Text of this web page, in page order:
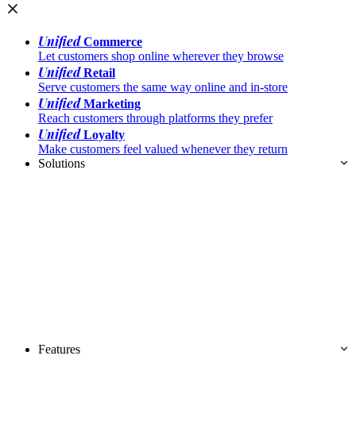
UnifiedCommerce
Let customers shop online wherever they browse
UnifiedRetail
Serve customers the same way online and in-store
UnifiedMarketing
Reach customers through platforms they prefer
UnifiedLoyalty
Make customers feel valued whenever they return
Solutions
Features